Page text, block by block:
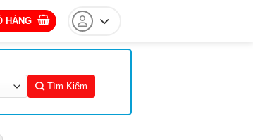
HÀNG
Tìm Kiếm